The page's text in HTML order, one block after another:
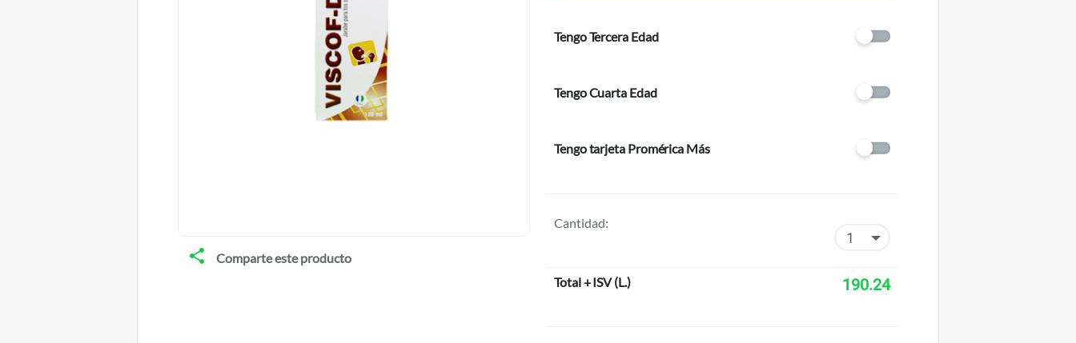
Comparte este producto
Tengo Tercera Edad
Tengo Cuarta Edad
Tengo tarjeta Promérica Más
Cantidad:
Total + ISV(L.) 190.24